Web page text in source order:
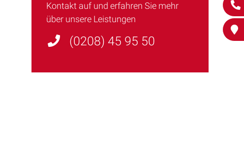
Kontakt auf und erfahren Sie mehr
über unsere Leistungen
(0208) 45 95 50